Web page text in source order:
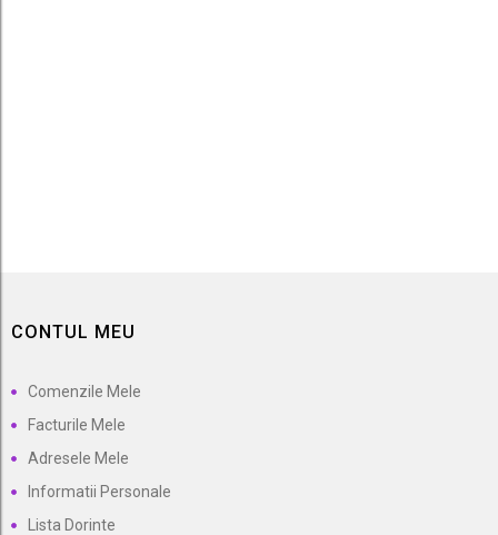
CONTUL MEU
Comenzile Mele
Facturile Mele
Adresele Mele
Informatii Personale
Lista Dorinte